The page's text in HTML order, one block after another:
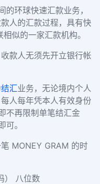
环球快速汇款业务，
人的汇款过程，具有快
似的一家汇款机构。
款人无须先开立银行帐
结汇业务，无论境内个人
人每年凭本人有效身份
不再限制单笔结汇金
。
MONEY GRAM 的时
） 八位数